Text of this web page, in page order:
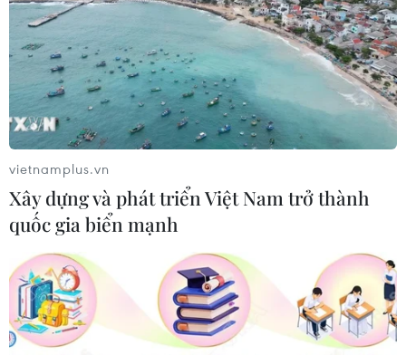
Khúc mắc giữa Israel và Mỹ về kế hoạch
sáp nhập Bờ Tây
11/06/2020 14:00
Bộ trưởng phụ trách các vấn đề định cư Israel Hotovely
sáp nhập các khu vực ở Bờ Tây, bất đồng này cũng
xuất hiện trong nội bộ chính phủ đoàn kết.
vietnamplus.vn
Xây dựng và phát triển Việt Nam trở thành
quốc gia biển mạnh